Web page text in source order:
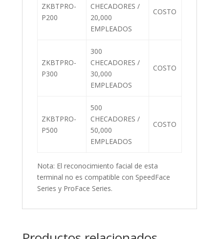
ZKBTPRO-
P200
CHECADORES /
20,000
EMPLEADOS
COSTO
ZKBTPRO-
P300
300
CHECADORES /
30,000
EMPLEADOS
COSTO
ZKBTPRO-
P500
500
CHECADORES /
50,000
EMPLEADOS
COSTO
Nota: El reconocimiento facial de esta
terminal no es compatible con SpeedFace
Series y ProFace Series.